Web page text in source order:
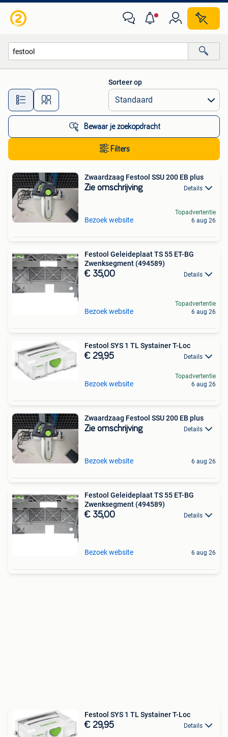
Alle afstanden…
Sorteer op
Bewaar je zoekopdracht
Filters
Zwaardzaag Festool SSU 200 EB plus
Zie omschrijving Details
Bezoek website
Topadvertentie
6 aug 26
Festool Geleideplaat TS 55 ET-BG
Zwenksegment (494589)
€ 35,00 Details
Bezoek website
Topadvertentie
6 aug 26
Festool SYS 1 TL Systainer T-Loc
€ 29,95 Details
Bezoek website
Topadvertentie
6 aug 26
Zwaardzaag Festool SSU 200 EB plus
Zie omschrijving Details
Bezoek website 6 aug 26
Festool Geleideplaat TS 55 ET-BG
Zwenksegment (494589)
€ 35,00 Details
Bezoek website 6 aug 26
Festool SYS 1 TL Systainer T-Loc
€ 29,95 Details